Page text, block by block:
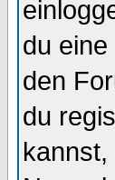
du
den
du